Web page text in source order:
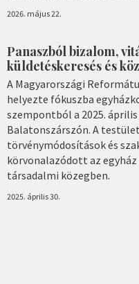
2026. május 22.
Panaszból bizalom,
küldetéskeresés és
A Magyarországi
helyezte fókuszba
szempontból a 2025.
Balatonszárszón. A
törvénymódosítások és
körvonalazódott az
társadalmi közegben.
2025. április 30.